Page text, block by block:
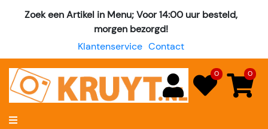
Zoek een Artikel in Menu; Voor 14:00 uur besteld,
morgen bezorgd!
Klantenservice Contact
0 0